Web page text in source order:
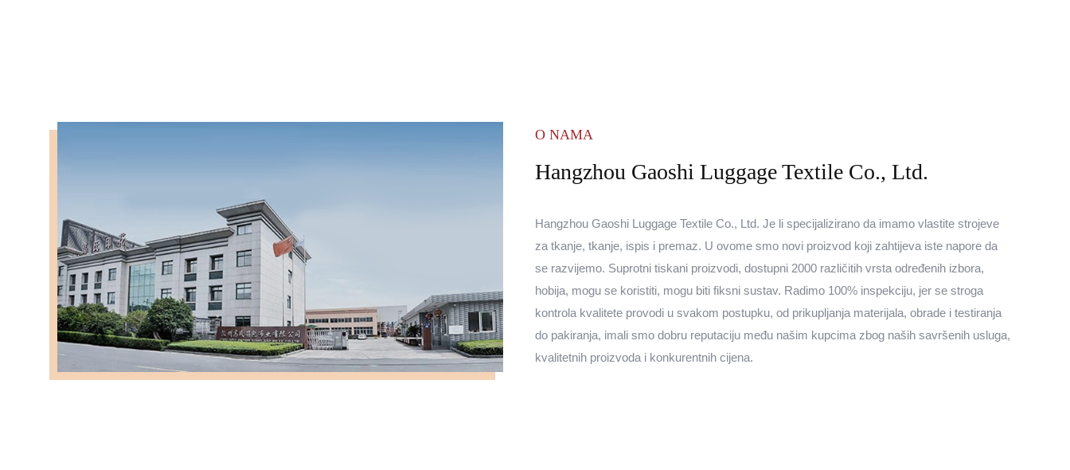
O NAMA
Hangzhou Gaoshi Luggage Textile Co., Ltd.
Hangzhou Gaoshi Luggage Textile Co., Ltd. Je li specijalizirano da imamo vlastite strojeve
za tkanje, tkanje, ispis i premaz. U ovome smo novi proizvod koji zahtijeva iste napore da
se razvijemo. Suprotni tiskani proizvodi, dostupni 2000 različitih vrsta određenih izbora,
hobija, mogu se koristiti, mogu biti fiksni sustav. Radimo 100% inspekciju, jer se stroga
kontrola kvalitete provodi u svakom postupku, od prikupljanja materijala, obrade i testiranja
do pakiranja, imali smo dobru reputaciju među našim kupcima zbog naših savršenih usluga,
kvalitetnih proizvoda i konkurentnih cijena.